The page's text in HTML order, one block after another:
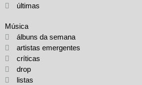
últimas
Música
álbuns da semana
artistas emergentes
críticas
drop
listas